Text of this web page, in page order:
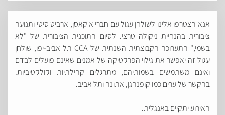
אנא הצטרפו אלינו לשולחן עגול עם חברי א קאסן, ארביט סיטי ותנועה
ציבורית בהנחיית ניקולה טרצי. לסיום התוכנית הציבורית של "לא
בשמי," התערוכה הקבוצתית השנתית של CCA תל אביב-יפו, שולחן
עגול זה יאפשר את גילוי הפרקטיקה של אמנים שאינם פועלים לבדם
ואינם משתמשים בשמותיהם, מתרגלים קהילתיות וקולקטיביות.
בהקשר של ערים כמו קופנהגן, אתונה ותל אביב.
האירוע יתקיים באנגלית.